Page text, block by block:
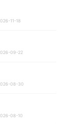
11-18
09-22
08-30
08-10